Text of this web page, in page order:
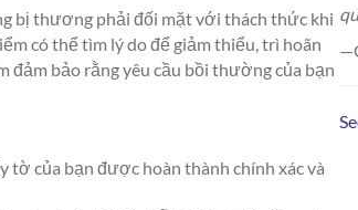
bị thương phải đối mặt với thách thức khi
có thể tìm lý do để giảm thiểu, trì hoãn
đảm bảo rằng yêu cầu bồi thường của bạn
tờ của bạn được hoàn thành chính xác và